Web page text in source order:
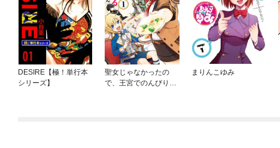
DESIRE【極！単行本
シリーズ】
聖女じゃなかったの
で、王宮でのんびりご
まりんこゆみ